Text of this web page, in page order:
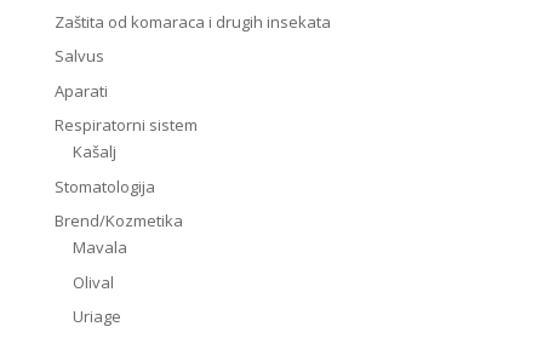
Zaštita od komaraca i drugih insekata
Salvus
Aparati
Respiratorni sistem
Kašalj
Stomatologija
Brend/Kozmetika
Mavala
Olival
Uriage